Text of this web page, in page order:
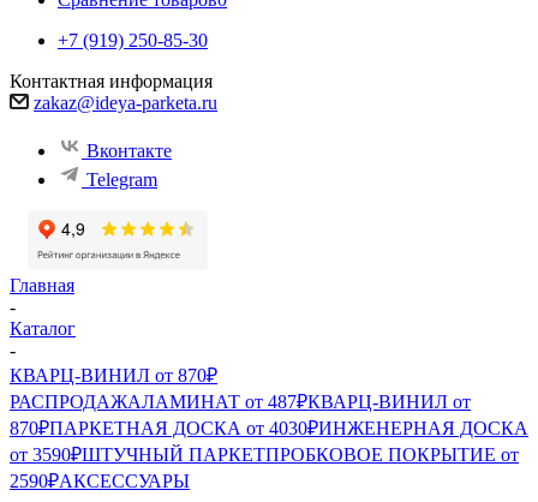
+7 (919) 250-85-30
Контактная информация
zakaz@ideya-parketa.ru
Вконтакте
Telegram
Главная
-
Каталог
-
КВАРЦ-ВИНИЛ от 870₽
РАСПРОДАЖАЛАМИНАТ от 487₽КВАРЦ-ВИНИЛ от
870₽ПАРКЕТНАЯ ДОСКА от 4030₽ИНЖЕНЕРНАЯ ДОСКА
от 3590₽ШТУЧНЫЙ ПАРКЕТПРОБКОВОЕ ПОКРЫТИЕ от
2590₽АКСЕССУАРЫ